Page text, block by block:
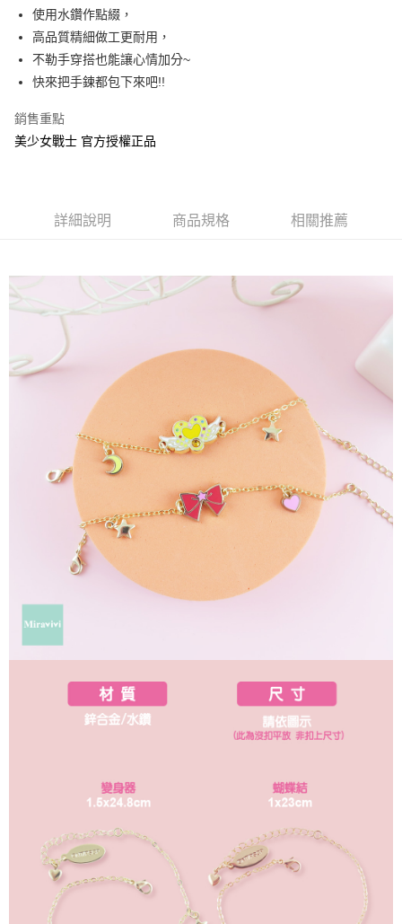
街口支付
悠遊付
AFTEE先享後付
相關說明
AFTEE先享後付是「在收到商品之後才付款」的支付方式。 讓您購物簡單
３．安心：先確認商品／服務後，再付款。
結帳頁面，進行簡訊認證並確認金額後，即可完成結帳。
２．訂單成立數日內，您將收到繳費通知簡訊。
３．收到繳費通知簡訊後14天內，點擊此簡訊中的連結，可透過四大超商／
ATM／網路銀行／等多元方式進行付款，方視為交易完成。
※ 請注意：結帳手續完成當下不需立刻繳費，但若您需要取消訂單，請聯絡
購買商品的店家。未經商家同意取消之訂單仍視為有效，需透過AFTEE先享
後付繳納相關費用。
※ 交易是否成功請以「AFTEE先享後付 」之結帳頁面顯示為準，若有關於
是否繳費成功／繳費後需取消欲退款等相關疑問，請聯繫「AFTEE先享後付
客戶支援中心」
https://netprotections.freshdesk.com/support/home
【注意事項】
１．透過由恩沛科技股份有限公司提供之「AFTEE先享後付」服務完成之交
易，需依本服務之必要範圍內提供個人資料，並將交易相關給付款項請求債
權轉讓予恩沛科技股份有限公司。
２．關於個人資料處理事宜，請瀏覽以下網址：
https://aftee.tw/terms/#terms3
３．未成年的使用者請事先徵得法定代理人或監護人之同意方可使用
「AFTEE先享後付」，若未經同意申辦者引起之損失，本公司不負相關責
４．使用「AFTEE先享後付」時，將依據個別帳號之用戶狀況，依本公司即
請求用戶進行身份認證。
５．嚴禁一人註冊多個帳號或使用他人資訊註冊。若發現惡意使用之情形，
恩沛科技股份有限公司將有權停止該用戶之使用額度並採取法律行動。
ATM付款
全家付款取貨
付款後全家取貨
每筆NT$60，滿NT$499(含以上)免運費
7-11付款取貨
每筆NT$60，滿NT$499(含以上)免運費
每筆NT$60，滿NT$499(含以上)免運費
每筆NT$120，滿NT$499(含以上)免運費
查看運費
使用水鑽作點綴，
高品質精細做工更耐用，
不勒手穿搭也能讓心情加分~
快來把手鍊都包下來吧!!
銷售重點
美少女戰士 官方授權正品
詳細說明 商品規格 相關推薦